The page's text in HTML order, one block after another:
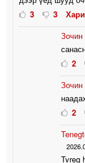
3
3
Зочин
2
Зочин
2
Tvreg